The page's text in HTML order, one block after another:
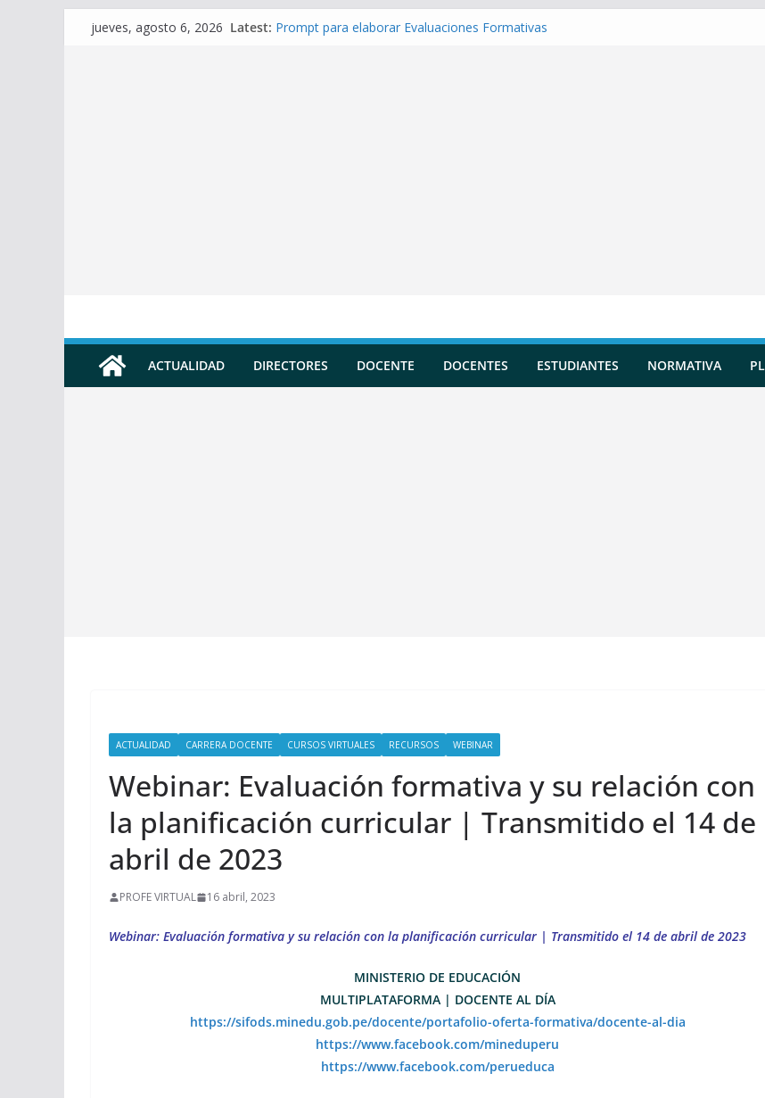
jueves, agosto 6, 2026 Latest: Prompt para elaborar Evaluaciones Formativas
ACTUALIDAD DIRECTORES DOCENTE DOCENTES ESTUDIANTES NORMATIVA
ACTUALIDAD CARRERA DOCENTE CURSOS VIRTUALES RECURSOS WEBINAR
Webinar: Evaluación formativa y su relación con
la planificación curricular | Transmitido el 14 de
abril de 2023
PROFE VIRTUAL 16 abril, 2023
Webinar: Evaluación formativa y su relación con la planificación curricular | Transmitido el 14 de abril de 2023
MINISTERIO DE EDUCACIÓN
MULTIPLATAFORMA | DOCENTE AL DÍA
https://sifods.minedu.gob.pe/docente/portafolio-oferta-formativa/docente-al-dia
https://www.facebook.com/mineduperu
https://www.facebook.com/perueduca